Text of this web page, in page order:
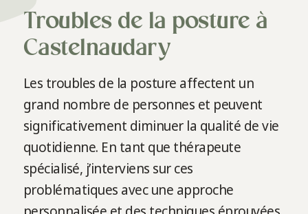
Troubles de la posture à
Castelnaudary
Les troubles de la posture affectent un
grand nombre de personnes et peuvent
significativement diminuer la qualité de vie
quotidienne. En tant que thérapeute
spécialisé, j’interviens sur ces
problématiques avec une approche